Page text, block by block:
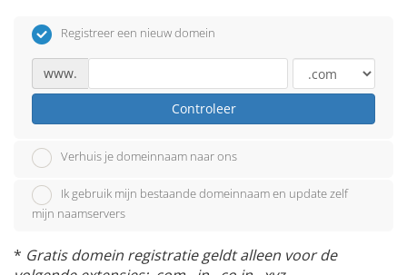
Registreer een nieuw domein
www.
Controleer
Verhuis je domeinnaam naar ons
Ik gebruik mijn bestaande domeinnaam en update zelf
mijn naamservers
* Gratis domein registratie geldt alleen voor de